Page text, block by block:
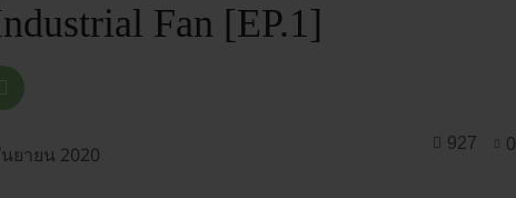
Fan [EP.1]
0
927
ยายน 2020